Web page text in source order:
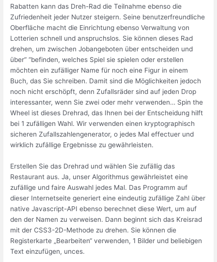
Rabatten kann das Dreh-Rad die Teilnahme ebenso die
Zufriedenheit jeder Nutzer steigern. Seine benutzerfreundliche
Oberfläche macht die Einrichtung ebenso Verwaltung von
Lotterien schnell und anspruchslos. Sie können dieses Rad
drehen, um zwischen Jobangeboten über entscheiden und
über” “befinden, welches Spiel sie spielen oder erstellen
möchten ein zufälliger Name für noch eine Figur in einem
Buch, das Sie schreiben. Damit sind die Möglichkeiten jedoch
noch nicht erschöpft, denn Zufallsräder sind auf jeden Drop
interessanter, wenn Sie zwei oder mehr verwenden… Spin the
Wheel ist dieses Drehrad, das Ihnen bei der Entscheidung hilft
bei 1 zufälligen Wahl. Wir verwenden einen kryptographisch
sicheren Zufallszahlengenerator, o jedes Mal effectuer und
wirklich zufällige Ergebnisse zu gewährleisten.
Erstellen Sie das Drehrad und wählen Sie zufällig das
Restaurant aus. Ja, unser Algorithmus gewährleistet eine
zufällige und faire Auswahl jedes Mal. Das Programm auf
dieser Internetseite generiert eine eindeutig zufällige Zahl über
native Javascript-API ebenso berechnet diese Wert, um auf
den der Namen zu verweisen. Dann beginnt sich das Kreisrad
mit der CSS3-2D-Methode zu drehen. Sie können die
Registerkarte „Bearbeiten“ verwenden, 1 Bilder und beliebigen
Text einzufügen, unces.